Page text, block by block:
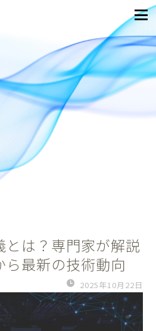
とは？専門家が解説
ら最新の技術動向
2025年10月22日